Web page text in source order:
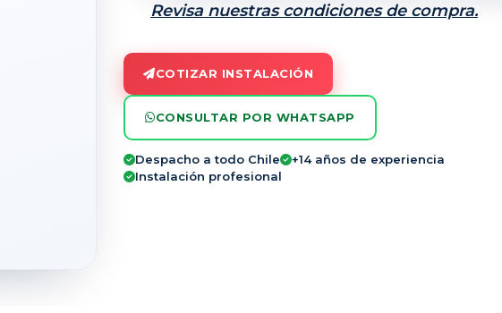
Revisa nuestras condiciones de compra.
COTIZAR INSTALACIÓN
CONSULTAR POR WHATSAPP
Despacho a todo Chile
+14 años de experiencia
Instalación profesional